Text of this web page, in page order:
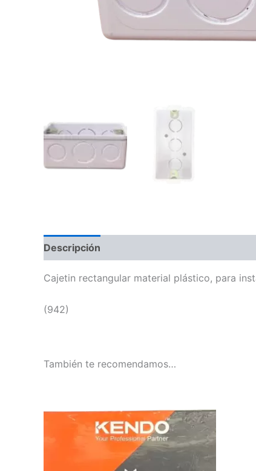
Descripción
Cajetin rectangular material plástico, para
(942)
También te recomendamos…